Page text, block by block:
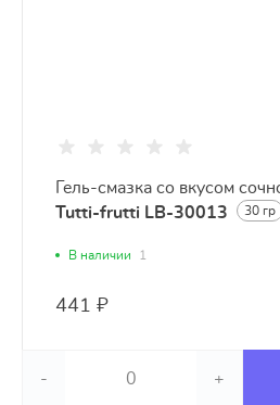
Гель-смазка со вкусом
Tutti-frutti LB-30013
30 гр
В наличии 1
441 ₽
- +